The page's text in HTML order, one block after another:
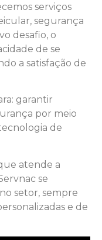
serviços
segurança
desafio, o
de se
a satisfação de
garantir
por meio
de
atende a
se
setor, sempre
e de